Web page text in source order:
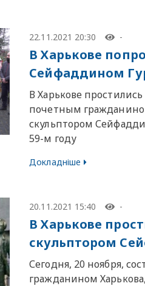
22.11.2021 20:30 -
В Харькове
Сейфаддином
В Харькове
почетным
скульптором
59-м году
Докладніше
20.11.2021 15:40 -
В Харькове
скульптором
Сегодня, 20 ноября,
гражданином